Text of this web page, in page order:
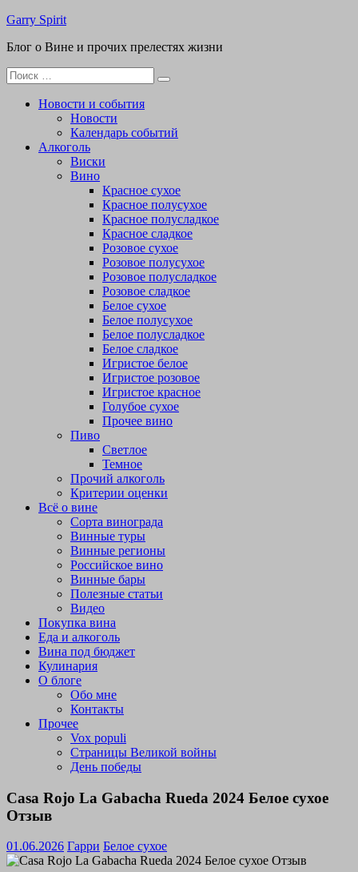
Перейти
содержимому
Garry Spirit
Блог о Вине и прочих прелестях жизни
Поиск
для:
Новости и события
Новости
Календарь событий
Алкоголь
Виски
Вино
Красное сухое
Красное полусухое
Красное полусладкое
Красное сладкое
Розовое сухое
Розовое полусухое
Розовое полусладкое
Розовое сладкое
Белое сухое
Белое полусухое
Белое полусладкое
Белое сладкое
Игристое белое
Игристое розовое
Игристое красное
Голубое сухое
Прочее вино
Пиво
Светлое
Темное
Прочий алкоголь
Критерии оценки
Всё о вине
Сорта винограда
Винные туры
Винные регионы
Российское вино
Винные бары
Полезные статьи
Видео
Покупка вина
Еда и алкоголь
Вина под бюджет
Кулинария
О блоге
Обо мне
Контакты
Прочее
Vox populi
Страницы Великой войны
День победы
Casa Rojo La Gabacha Rueda 2024 Белое сухое
Отзыв
01.06.2026 Гарри Белое сухое